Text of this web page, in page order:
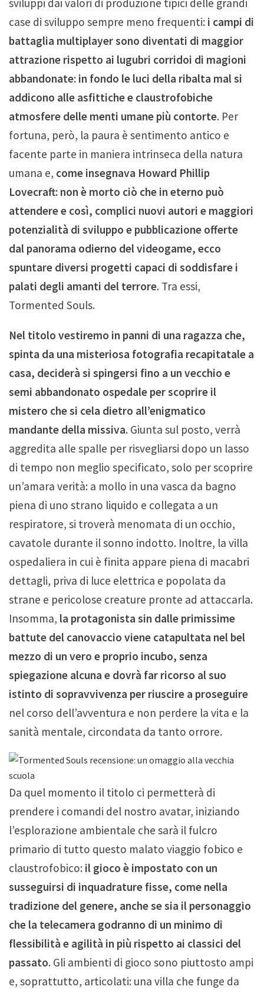
case di sviluppo sempre meno frequenti: i campi di
battaglia multiplayer sono diventati di maggior
attrazione rispetto ai lugubri corridoi di magioni
abbandonate: in fondo le luci della ribalta mal si
addicono alle asfittiche e claustrofobiche
atmosfere delle menti umane più contorte. Per
fortuna, però, la paura è sentimento antico e
facente parte in maniera intrinseca della natura
umana e, come insegnava Howard Phillip
Lovecraft: non è morto ciò che in eterno può
attendere e così, complici nuovi autori e maggiori
potenzialità di sviluppo e pubblicazione offerte
dal panorama odierno del videogame, ecco
spuntare diversi progetti capaci di soddisfare i
palati degli amanti del terrore. Tra essi,
Tormented Souls.
Nel titolo vestiremo in panni di una ragazza che,
spinta da una misteriosa fotografia recapitatale a
casa, deciderà si spingersi fino a un vecchio e
semi abbandonato ospedale per scoprire il
mistero che si cela dietro all’enigmatico
mandante della missiva. Giunta sul posto, verrà
aggredita alle spalle per risvegliarsi dopo un lasso
di tempo non meglio specificato, solo per scoprire
un’amara verità: a mollo in una vasca da bagno
piena di uno strano liquido e collegata a un
respiratore, si troverà menomata di un occhio,
cavatole durante il sonno indotto. Inoltre, la villa
ospedaliera in cui è finita appare piena di macabri
dettagli, priva di luce elettrica e popolata da
strane e pericolose creature pronte ad attaccarla.
Insomma, la protagonista sin dalle primissime
battute del canovaccio viene catapultata nel bel
mezzo di un vero e proprio incubo, senza
spiegazione alcuna e dovrà far ricorso al suo
istinto di sopravvivenza per riuscire a proseguire
nel corso dell’avventura e non perdere la vita e la
sanità mentale, circondata da tanto orrore.
Da quel momento il titolo ci permetterà di
prendere i comandi del nostro avatar, iniziando
l’esplorazione ambientale che sarà il fulcro
primario di tutto questo malato viaggio fobico e
claustrofobico: il gioco è impostato con un
susseguirsi di inquadrature fisse, come nella
tradizione del genere, anche se sia il personaggio
che la telecamera godranno di un minimo di
flessibilità e agilità in più rispetto ai classici del
passato. Gli ambienti di gioco sono piuttosto ampi
e, soprattutto, articolati: una villa che funge da